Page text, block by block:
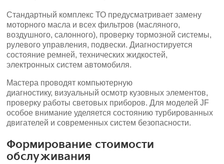
Стандартный комплекс ТО предусматривает замену
моторного масла и всех фильтров (масляного,
воздушного, салонного), проверку тормозной системы,
рулевого управления, подвески. Диагностируется
состояние ремней, технических жидкостей,
электронных систем автомобиля.
Мастера проводят компьютерную
диагностику, визуальный осмотр кузовных элементов,
проверку работы световых приборов. Для моделей JF
особое внимание уделяется состоянию турбированных
двигателей и современных систем безопасности.
Формирование стоимости
обслуживания